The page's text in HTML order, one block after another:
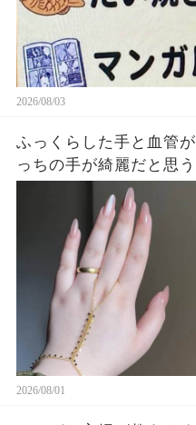
2026/08/03
ふっくらした手と血管が浮き出
っちの手が綺麗だと思う
2026/08/01